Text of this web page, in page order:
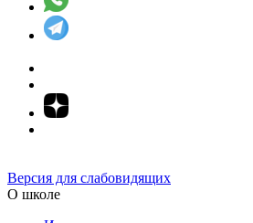
Версия для слабовидящих
О школе